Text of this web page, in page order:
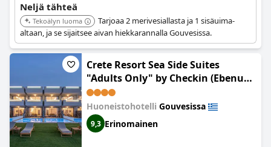
Neljä tähteä
Tekoälyn luoma
Tarjoaa 2 merivesiallasta ja 1 sisäuima-
altaan, ja se sijaitsee aivan hiekkarannalla Gouvesissa.
Crete Resort Sea Side Suites
"Adults Only" by Checkin (Ebenus
Suites "Adults Only" by Checkin)
Huoneistohotelli Gouvesissa
9,3 Erinomainen